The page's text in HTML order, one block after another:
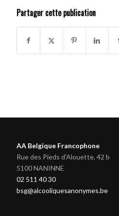
Partager cette publication
AA Belgique Francophone
Rue des Pieds d'Alouette, 42 b
5100 NANINNE
02 511 40 30
bsg@alcooliquesanonymes.be